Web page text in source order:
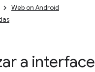
Web on Android
a interface